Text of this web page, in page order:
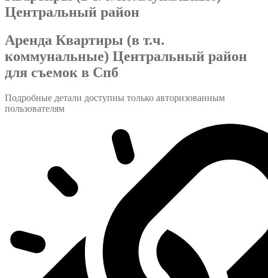
Центральный район
Аренда Квартиры (в т.ч.
коммунальные) Центральный район
для съемок в Спб
Подробные детали доступны только авторизованным
пользователям